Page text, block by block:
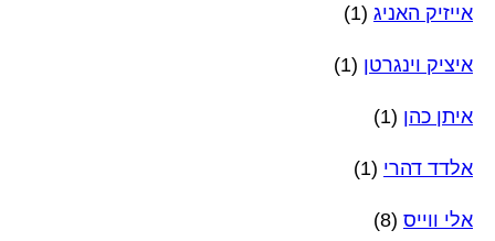
אייזיק האניג (1)
איציק וינגרטן (1)
איתן כהן (1)
אלדד דהרי (1)
אלי ווייס (8)